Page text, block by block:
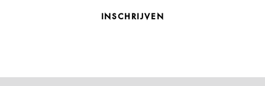
INSCHRIJVEN